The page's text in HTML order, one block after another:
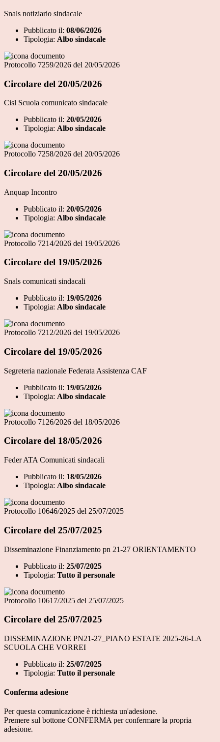
Snals notiziario sindacale
Pubblicato il: 08/06/2026
Tipologia: Albo sindacale
Protocollo 7259/2026 del 20/05/2026
Circolare del 20/05/2026
Cisl Scuola comunicato sindacale
Pubblicato il: 20/05/2026
Tipologia: Albo sindacale
Protocollo 7258/2026 del 20/05/2026
Circolare del 20/05/2026
Anquap Incontro
Pubblicato il: 20/05/2026
Tipologia: Albo sindacale
Protocollo 7214/2026 del 19/05/2026
Circolare del 19/05/2026
Snals comunicati sindacali
Pubblicato il: 19/05/2026
Tipologia: Albo sindacale
Protocollo 7212/2026 del 19/05/2026
Circolare del 19/05/2026
Segreteria nazionale Federata Assistenza CAF
Pubblicato il: 19/05/2026
Tipologia: Albo sindacale
Protocollo 7126/2026 del 18/05/2026
Circolare del 18/05/2026
Feder ATA Comunicati sindacali
Pubblicato il: 18/05/2026
Tipologia: Albo sindacale
Protocollo 10646/2025 del 25/07/2025
Circolare del 25/07/2025
Disseminazione Finanziamento pn 21-27 ORIENTAMENTO
Pubblicato il: 25/07/2025
Tipologia: Tutto il personale
Protocollo 10617/2025 del 25/07/2025
Circolare del 25/07/2025
DISSEMINAZIONE PN21-27_PIANO ESTATE 2025-26-LA
SCUOLA CHE VORREI
Pubblicato il: 25/07/2025
Tipologia: Tutto il personale
Conferma adesione
Per questa comunicazione è richiesta un'adesione.
Premere sul bottone CONFERMA per confermare la propria
adesione.